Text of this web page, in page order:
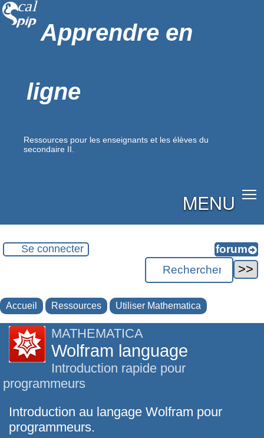
Apprendre en
ligne
Ressources pour les enseignants et les élèves du
secondaire II.
MENU
Se connecter
Accueil Ressources Utiliser Mathematica
MATHEMATICA
Wolfram language
Introduction rapide pour
programmeurs
Introduction au langage Wolfram pour
programmeurs.